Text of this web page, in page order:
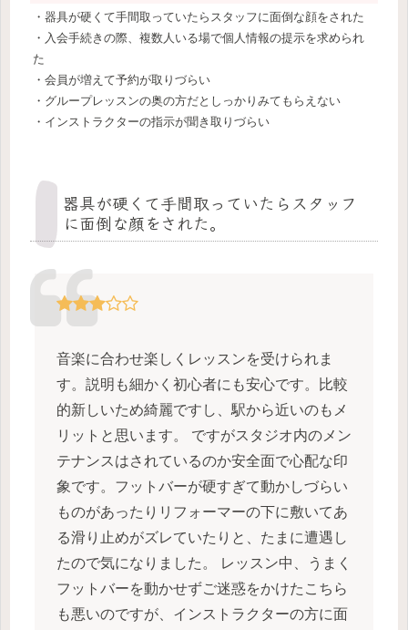
・器具が硬くて手間取っていたらスタッフに面倒な顔をされた
・入会手続きの際、複数人いる場で個人情報の提示を求められ
た
・会員が増えて予約が取りづらい
・グループレッスンの奥の方だとしっかりみてもらえない
・インストラクターの指示が聞き取りづらい
器具が硬くて手間取っていたらスタッフ
に面倒な顔をされた。
音楽に合わせ楽しくレッスンを受けられま
す。説明も細かく初心者にも安心です。比較
的新しいため綺麗ですし、駅から近いのもメ
リットと思います。 ですがスタジオ内のメン
テナンスはされているのか安全面で心配な印
象です。フットバーが硬すぎて動かしづらい
ものがあったりリフォーマーの下に敷いてあ
る滑り止めがズレていたりと、たまに遭遇し
たので気になりました。 レッスン中、うまく
フットバーを動かせずご迷惑をかけたこちら
も悪いのですが、インストラクターの方に面